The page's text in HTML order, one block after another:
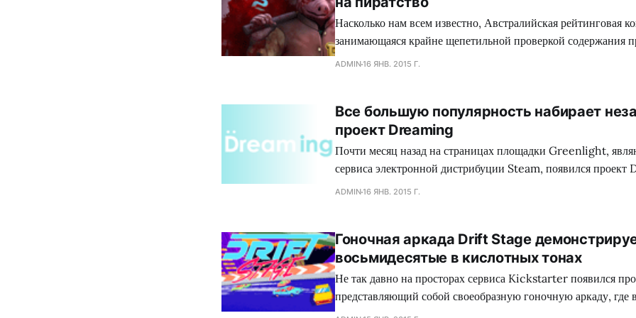
Насколько нам всем известно, Австралийская рейтинговая
занимающаяся крайне щепетильной проверкой содержания
производит современная игровая индустрия, подвергает
зеленного континента. Так сказать, под нож могло попасть
коллектива Dennaton
ADMIN16 ЯНВ. 2015 Г.
Все большую популярность набирает
проект Dreaming
Почти месяц назад на страницах площадки Greenlight,
сервиса электронной дистрибуции Steam, появился
обладающий необыкновенным сеттингом, а также
головоломку с экшеном Mirror`s Edge, хотя сами девелоперы
ADMIN16 ЯНВ. 2015 Г.
Гоночная аркада Drift Stage
восьмидесятые в кислотных тонах
Не так давно на просторах сервиса Kickstarter появился
представляющий собой своеобразную гоночную аркаду, где
механики лежит управляемый занос автомобиля, при помощи